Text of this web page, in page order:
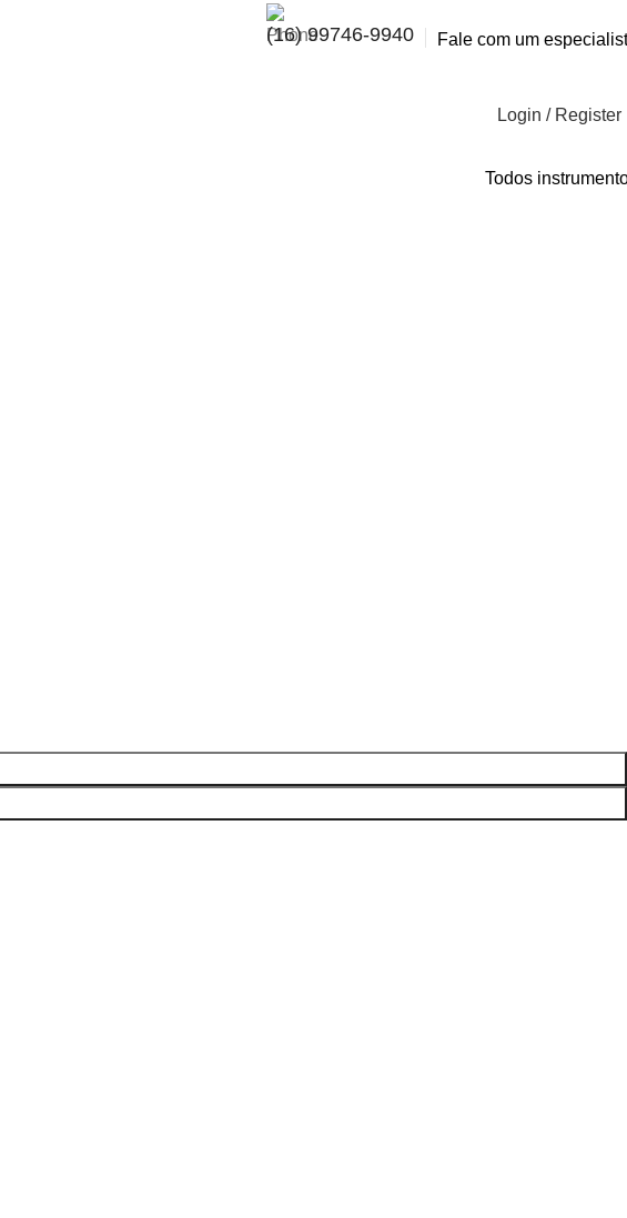
(16) 99746-9940 Fale com um
Login / Register
Todos